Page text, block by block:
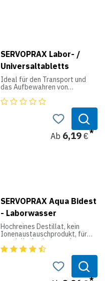
SERVOPRAX Labor- /
Universaltabletts
Ideal für den Transport und
das Aufbewahren von
Material: ABS-Kunststoff,
Ab 6,19€
SERVOPRAX Aqua Bidest
- Laborwasser
Hochreines Destillat, kein
Ionenaustauschprodukt, für
spezielle Analysen und
Probenverdünnungen im Labor,